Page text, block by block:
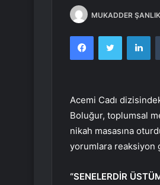
MUKADDER
FacebookTwitter
Acemi Cadı
Boluğur, toplumsal
nikah masasına
yorumlara reaksiyon
“SENELERDİR